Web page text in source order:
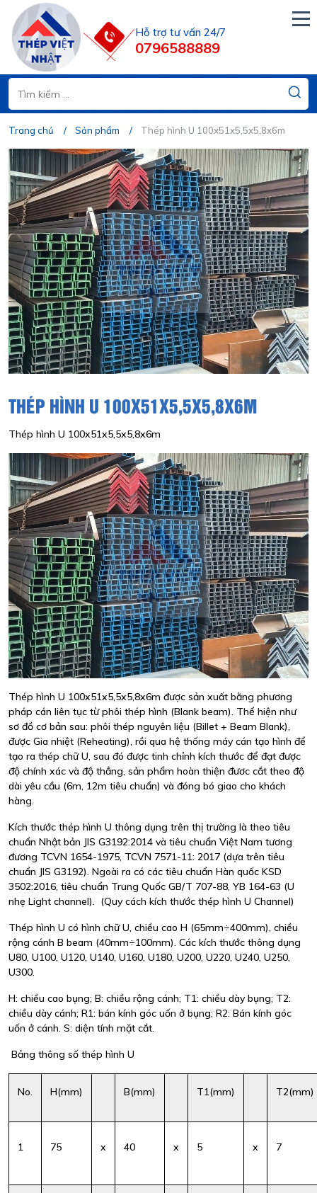
Hỗ trợ tư vấn 24/7
0796588889
Trang chủ Sản phẩm Thép hình U 100x51x5,5x5,8x6m
THÉP HÌNH U 100X51X5,5X5,8X6M
Thép hình U 100x51x5,5x5,8x6m
Thép hình U 100x51x5,5x5,8x6m được sản xuất bằng phương
pháp cán liên tục từ phôi thép hình (Blank beam). Thể hiện như
sơ đồ cơ bản sau: phôi thép nguyên liệu (Billet + Beam Blank),
được Gia nhiệt (Reheating), rồi qua hệ thống máy cán tạo hình để
tạo ra thép chữ U, sau đó được tinh chỉnh kích thước để đạt được
độ chính xác và độ thẳng, sản phẩm hoàn thiện đươc cắt theo độ
dài yêu cầu (6m, 12m tiêu chuẩn) và đóng bó giao cho khách
hàng.
Kích thước thép hình U thông dụng trên thị trường là theo tiêu
chuẩn Nhật bản JIS G3192:2014 và tiêu chuẩn Việt Nam tương
đương TCVN 1654-1975, TCVN 7571-11: 2017 (dựa trên tiêu
chuẩn JIS G3192). Ngoài ra có các tiêu chuẩn Hàn quốc KSD
3502:2016, tiêu chuẩn Trung Quốc GB/T 707-88, YB 164-63 (U
nhẹ Light channel). (Quy cách kích thước thép hình U Channel)
Thép hình U có hình chữ U, chiều cao H (65mm÷400mm), chiều
rộng cánh B beam (40mm÷100mm). Các kích thước thông dụng
U80, U100, U120, U140, U160, U180, U200, U220, U240, U250,
U300.
H: chiều cao bụng; B: chiều rộng cánh; T1: chiều dày bụng; T2:
chiều dày cánh; R1: bán kính góc uốn ở bụng; R2: Bán kính góc
uốn ở cánh. S: diện tính mặt cắt.
Bảng thông số thép hình U
No. H(mm) B(mm) T1(mm) T2(mm)
1 75 x 40 x 5 x 7